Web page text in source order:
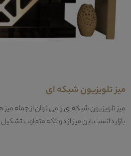
میز تلویزیون شبکه ای
میز تلویزیون شبکه ای را می توان از جمله
بازار دانست.این میز از دو تکه متفاوت